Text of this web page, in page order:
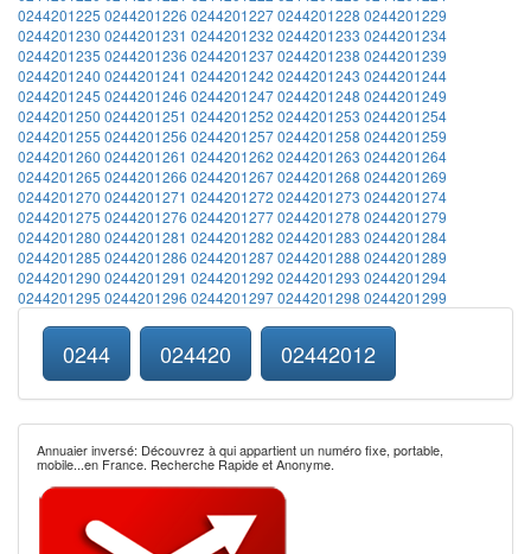
0244201225 0244201226 02442012270244201228 0244201229
0244201230 0244201231 0244201232 0244201233 0244201234
0244201235 0244201236 02442012370244201238 0244201239
0244201240 0244201241 0244201242 0244201243 0244201244
0244201245 0244201246 02442012470244201248 0244201249
0244201250 0244201251 0244201252 0244201253 0244201254
0244201255 0244201256 02442012570244201258 0244201259
0244201260 0244201261 0244201262 0244201263 0244201264
0244201265 0244201266 02442012670244201268 0244201269
0244201270 0244201271 0244201272 0244201273 0244201274
0244201275 0244201276 02442012770244201278 0244201279
0244201280 0244201281 0244201282 0244201283 0244201284
0244201285 0244201286 02442012870244201288 0244201289
0244201290 0244201291 0244201292 0244201293 0244201294
0244201295 0244201296 02442012970244201298 0244201299
0244 024420 02442012
Annuaier inversé: Découvrez à qui appartient un numéro fixe, portable,
mobile...en France. Recherche Rapide et Anonyme.